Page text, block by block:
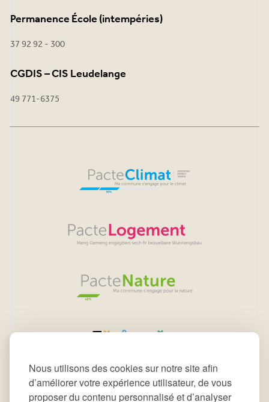
Nous utilisons des cookies sur notre site afin
d’améliorer votre expérience utilisateur, de vous
proposer du contenu personnalisé et d’analyser
Permanence École (intempéries)
37 92 92 - 300
CGDIS – CIS Leudelange
49 771-6375